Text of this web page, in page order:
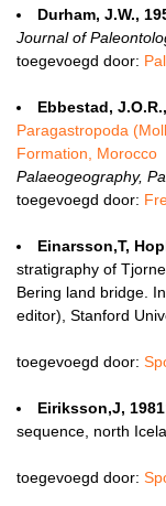
Durham, J.W.,
Journal of
toegevoegd door:
Ebbestad,
Paragastropoda
Formation, Morocco
Palaeogeography,
toegevoegd door:
Einarsson,T,
stratigraphy of
Bering land bridge.
editor), Stanford
toegevoegd door:
Eiriksson,J,
sequence, north
toegevoegd door: